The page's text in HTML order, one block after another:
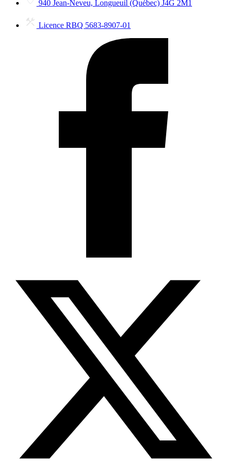
940 Jean-Neveu, Longueuil (Québec) J4G 2M1
Licence RBQ 5683-8907-01